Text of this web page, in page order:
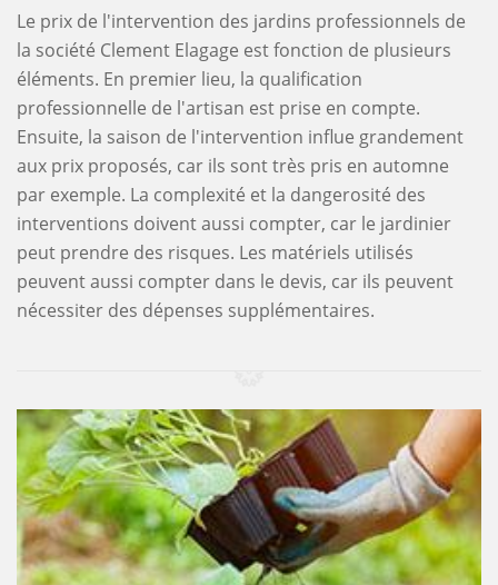
Le prix de l'intervention des jardins professionnels de
la société Clement Elagage est fonction de plusieurs
éléments. En premier lieu, la qualification
professionnelle de l'artisan est prise en compte.
Ensuite, la saison de l'intervention influe grandement
aux prix proposés, car ils sont très pris en automne
par exemple. La complexité et la dangerosité des
interventions doivent aussi compter, car le jardinier
peut prendre des risques. Les matériels utilisés
peuvent aussi compter dans le devis, car ils peuvent
nécessiter des dépenses supplémentaires.